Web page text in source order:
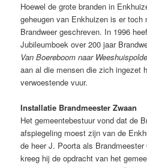
Hoewel de grote branden in
geheugen van Enkhuizen is er toch
Brandweer geschreven. In 1996
Jubileumboek over 200 jaar
Van Boereboom naar
aan al die mensen die zich ingezet
verwoestende vuur.
Installatie Brandmeester Zwaan
Het gemeentebestuur vond dat de
afspiegeling moest zijn van de
de heer J. Poorta als Brandmeester
kreeg hij de opdracht van het